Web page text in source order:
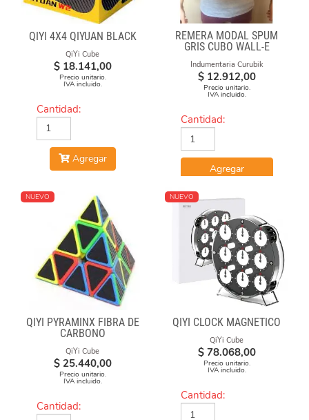
QIYI 4X4 QIYUAN BLACK
QiYi Cube
$ 18.141,00
Precio unitario.
IVA incluido.
Cantidad:
Agregar
REMERA MODAL SPUM
GRIS CUBO WALL-E
Indumentaria Curubik
$ 12.912,00
Precio unitario.
IVA incluido.
Cantidad:
Agregar
NUEVO
QIYI PYRAMINX FIBRA DE
CARBONO
QiYi Cube
$ 25.440,00
Precio unitario.
IVA incluido.
Cantidad:
NUEVO
QIYI CLOCK MAGNÉTICO
QiYi Cube
$ 78.068,00
Precio unitario.
IVA incluido.
Cantidad: